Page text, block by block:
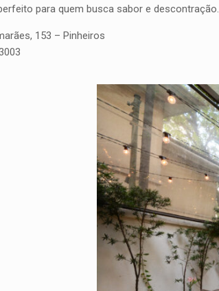
para quem busca sabor e descontração.
153 – Pinheiros